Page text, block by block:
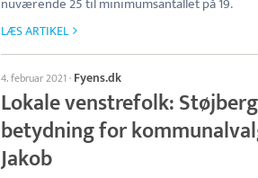
LÆS ARTIKEL
4. februar 2021· Fyens.dk
Lokale venstrefolk:
betydning for
Jakob